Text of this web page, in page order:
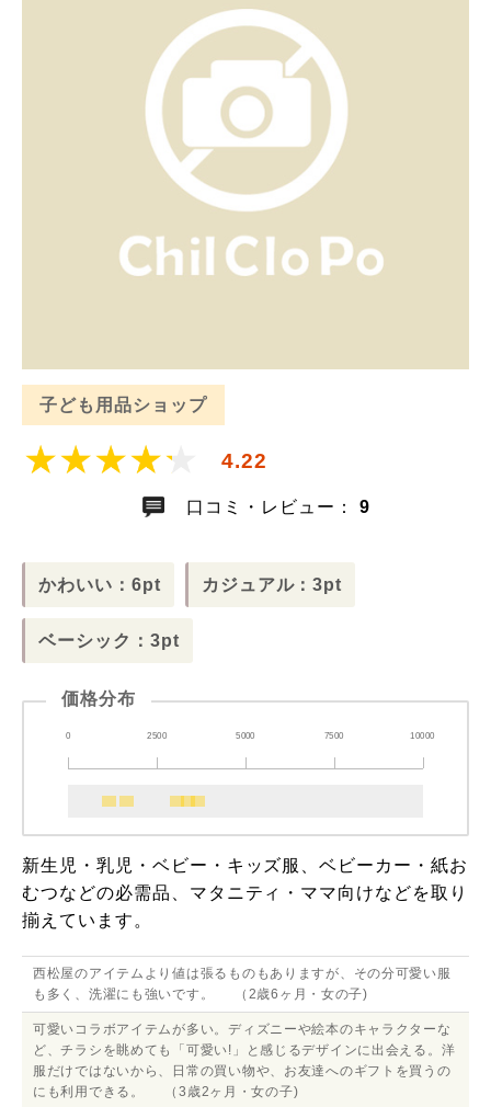
子ども用品ショップ
4.22
口コミ・レビュー： 9
かわいい：6pt カジュアル：3pt
ベーシック：3pt
価格分布
0 2500 5000 7500 10000
新生児・乳児・ベビー・キッズ服、ベビーカー・紙お
むつなどの必需品、マタニティ・ママ向けなどを取り
揃えています。
西松屋のアイテムより値は張るものもありますが、その分可愛い服
も多く、洗濯にも強いです。 （2歳6ヶ月・女の子)
可愛いコラボアイテムが多い。ディズニーや絵本のキャラクターな
ど、チラシを眺めても「可愛い!」と感じるデザインに出会える。洋
服だけではないから、日常の買い物や、お友達へのギフトを買うの
にも利用できる。 （3歳2ヶ月・女の子)